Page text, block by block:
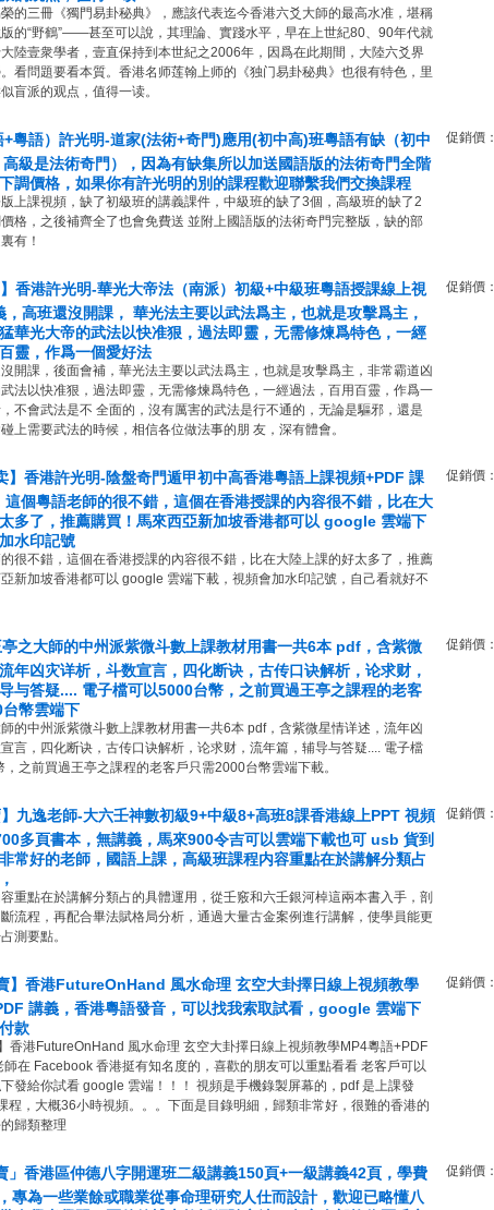
的三冊《獨門易卦秘典》，應該代表迄今香港六爻大師的最高水准，堪稱
的“野鶴”——甚至可以說，其理論、實踐水平，早在上世紀80、90年代就
陸壹衆學者，壹直保持到本世紀之2006年，因爲在此期間，大陸六爻界
看問題要看本質。 ​香港名师莲翰上师的《独门易卦秘典》也很有特色，里
盲派的观点，值得一读。
+粵語）許光明-道家(法術+奇門)應用(初中高)班粵語有缺（初中
級是法術奇門），因為有缺集所以加送國語版的法術奇門全階
調價格，如果你有許光明的別的課程歡迎聯繫我們交換課程
上課視頻，缺了初級班的講義課件，中級班的缺了3個，高級班的缺了2
格，之後補齊全了也會免費送 並附上國語版的法術奇門完整版，缺的部
有！
促銷價：
香港許光明-華光大帝法（南派）初級+中級班粵語授課線上視
高班還沒開課， 華光法主要以武法爲主，也就是攻擊爲主，
華光⼤帝的武法以快准狠，過法即靈，⽆需修煉爲特⾊，⼀經
靈，作爲⼀個愛好法
開課，後面會補，華光法主要以武法爲主，也就是攻擊爲主，⾮常霸道凶
法以快准狠，過法即靈，⽆需修煉爲特⾊，⼀經過法，百⽤百靈，作爲⼀
不會武法是不 全⾯的，沒有厲害的武法是⾏不通的，⽆論是驅邪，還是
上需要武法的時候，相信各位做法事的朋 友，深有體會。
促銷價：
】香港許光明-陰盤奇門遁甲初中高香港粵語上課視頻+PDF 課
個粵語老師的很不錯，這個在香港授課的內容很不錯，比在大
多了，推薦購買！馬來西亞新加坡香港都可以 google 雲端下
水印記號
很不錯，這個在香港授課的內容很不錯，比在大陸上課的好太多了，推薦
新加坡香港都可以 google 雲端下載，視頻會加水印記號，自己看就好不
促銷價：
之大師的中州派紫微斗數上課教材用書一共6本 pdf，含紫微
年凶灾详析，斗数宣言，四化断诀，古传口诀解析，论求财，
与答疑.... 電子檔可以5000台幣，之前買過王亭之課程的老客
台幣雲端下
的中州派紫微斗數上課教材用書一共6本 pdf，含紫微星情详述，流年凶
言，四化断诀，古传口诀解析，论求财，流年篇，辅导与答疑.... 電子檔
之前買過王亭之課程的老客戶只需2000台幣雲端下載。
促銷價：
九逸老師-大六壬神數初級9+中級8+高班8課香港線上PPT 視頻
多頁書本，無講義，馬來900令吉可以雲端下載也可 usb 貨到
常好的老師，國語上課，高級班課程内容重點在於講解分類占
重點在於講解分類占的具體運用，從壬竅和六壬銀河棹這兩本書入手，剖
流程，再配合畢法賦格局分析，通過大量古金案例進行講解，使學員能更
測要點。
促銷價：
】香港FutureOnHand 風水命理 玄空大卦擇日線上視頻教學
講義，香港粵語發音，可以找我索取試看，google 雲端下
款
香港FutureOnHand 風水命理 玄空大卦擇日線上視頻教學MP4粵語+PDF
師在 Facebook 香港挺有知名度的，喜歡的朋友可以重點看看 老客戶可以
發給你試看 google 雲端！！！ 視頻是手機錄製屏幕的，pdf 是上課發
程，大概36小時視頻。。。​ 下面是目錄明細，歸類非常好，很難的香港的
歸類整理
促銷價：
」香港區仲德八字開運班二級講義150頁+一級講義42頁，學費
專為一些業餘或職業從事命理研究人仕而設計，歡迎已略懂八
促銷價：